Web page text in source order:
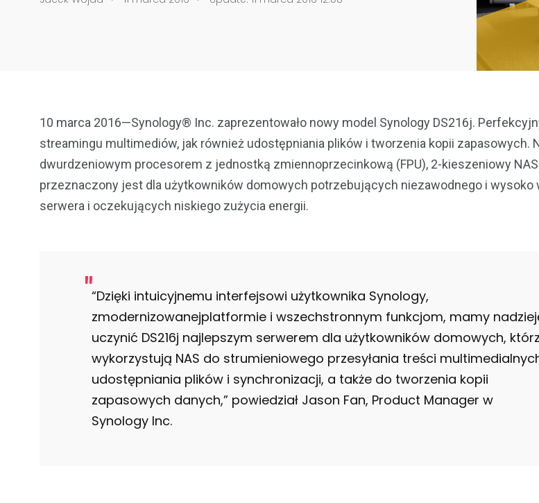
10 marca 2016—Synology® Inc. zaprezentowało nowy model Synology DS216j.
streamingu multimediów, jak również udostępniania plików i tworzenia kopii zapasowych.
dwurdzeniowym procesorem z jednostką zmiennoprzecinkową (FPU), 2-kieszeniowy NAS
przeznaczony jest dla użytkowników domowych potrzebujących niezawodnego i wysoko
serwera i oczekujących niskiego zużycia energii.
“Dzięki intuicyjnemu interfejsowi użytkownika Synology,
zmodernizowanejplatformie i wszechstronnym funkcjom, mamy
uczynić DS216j najlepszym serwerem dla użytkowników domowych,
wykorzystują NAS do strumieniowego przesyłania treści
udostępniania plików i synchronizacji, a także do tworzenia kopii
zapasowych danych,” powiedział Jason Fan, Product Manager w
Synology Inc.